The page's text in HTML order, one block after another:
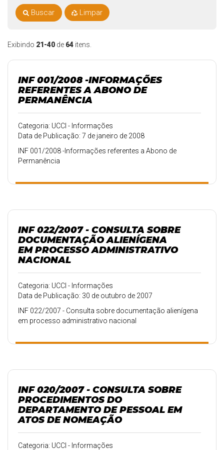
Exibindo 21-40 de 64 itens.
INF 001/2008 -INFORMAÇÕES
REFERENTES A ABONO DE
PERMANÊNCIA
Categoria: UCCI - Informações
Data de Publicação: 7 de janeiro de 2008
INF 001/2008 -Informações referentes a Abono de
Permanência
INF 022/2007 - CONSULTA SOBRE
DOCUMENTAÇÃO ALIENÍGENA
EM PROCESSO ADMINISTRATIVO
NACIONAL
Categoria: UCCI - Informações
Data de Publicação: 30 de outubro de 2007
INF 022/2007 - Consulta sobre documentação alienígena
em processo administrativo nacional
INF 020/2007 - CONSULTA SOBRE
PROCEDIMENTOS DO
DEPARTAMENTO DE PESSOAL EM
ATOS DE NOMEAÇÃO
Categoria: UCCI - Informações
Buscar Limpar